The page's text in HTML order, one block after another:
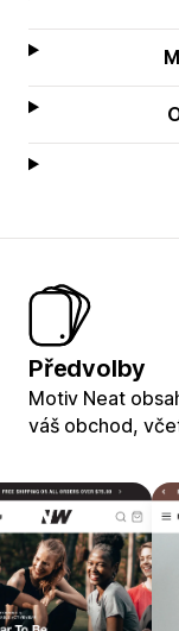
Předvolby
Motiv Neat
váš obchod,